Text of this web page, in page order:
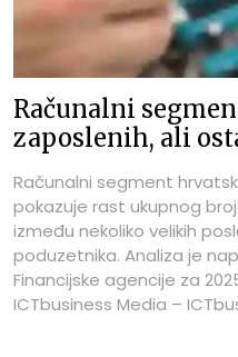
Računalni
zaposlenih, ali
Računalni segment
pokazuje rast ukupnog
između nekoliko velikih
poduzetnika. Analiza je
Financijske agencije za
ICTbusiness Media –